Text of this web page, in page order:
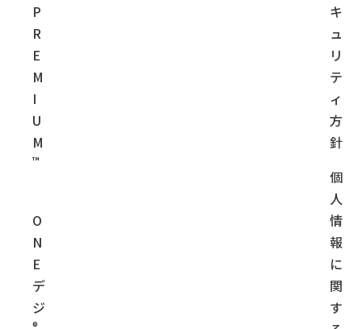
P
R
E
M
I
U
M
™
O
N
E
デ
ジ
®
キ
ュ
リ
テ
ィ
方
針
個
人
情
報
に
関
す